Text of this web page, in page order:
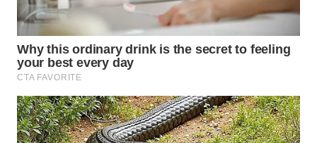
WAHANA
LISTRIK
WAHANA
TRAVEL
WAHANA
TV